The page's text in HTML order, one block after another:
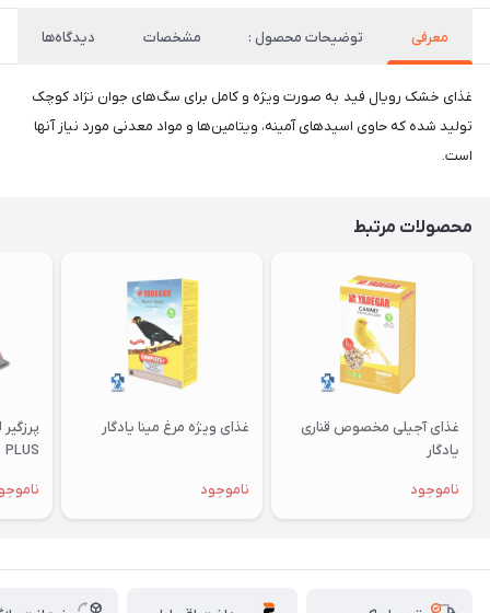
معرفی توضیحات محصول : مشخصات دیدگاه‌ها
غذای خشک رویال فید به صورت ویژه و کامل برای سگ‌های جوان نژاد کوچک
تولید شده که حاوی اسید‌های آمينه، ويتامين‌ها و مواد معدنی مورد نیاز آنها
است.
محصولات مرتبط
غذای آجیلی مخصوص قناری
یادگار
ناموجود
غذای ویژه مرغ مینا یادگار
ناموجود
PLUS